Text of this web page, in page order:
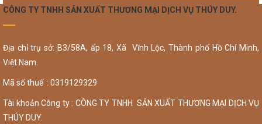
CÔNG TY TNHH SẢN XUẤT THƯƠNG MẠI DỊCH VỤ THÚY DUY.
Địa chỉ trụ sở: B3/58A, ấp 18, Xã Vĩnh Lộc, Thành phố Hồ Chí Minh,
Việt Nam.
Mã số thuế : 0319129329
Tài khoản Công ty : CÔNG TY TNHH SẢN XUẤT THƯƠNG MẠI DỊCH VỤ
THÚY DUY.